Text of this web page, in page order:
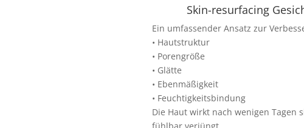
Skin-resurfacing
Ein umfassender Ansatz zur
• Hautstruktur
• Porengröße
• Glätte
• Ebenmäßigkeit
• Feuchtigkeitsbindung
Die Haut wirkt nach wenigen Tagen
fühlbar verjüngt.